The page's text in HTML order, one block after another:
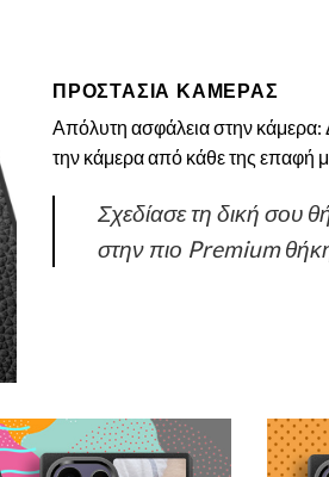
ΠΡΟΣΤΑΣΙΑ ΚΑΜΕΡΑΣ
Απόλυτη ασφάλεια στην κάμερα:
την κάμερα από κάθε της επαφή
Σχεδίασε τη δική σου
στην πιο Premium